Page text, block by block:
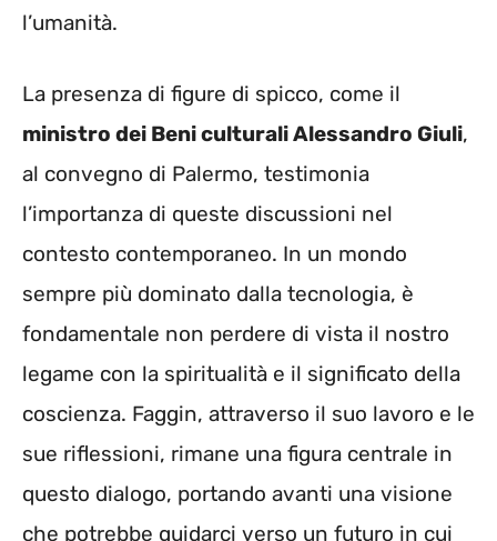
l’umanità.
La presenza di figure di spicco, come il
ministro dei Beni culturali Alessandro Giuli,
al convegno di Palermo, testimonia
l’importanza di queste discussioni nel
contesto contemporaneo. In un mondo
sempre più dominato dalla tecnologia, è
fondamentale non perdere di vista il nostro
legame con la spiritualità e il significato della
coscienza. Faggin, attraverso il suo lavoro e le
sue riflessioni, rimane una figura centrale in
questo dialogo, portando avanti una visione
che potrebbe guidarci verso un futuro in cui